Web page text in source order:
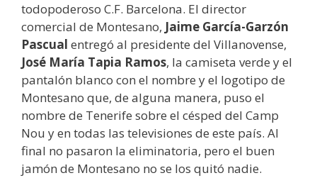
todopoderoso C.F. Barcelona. El director
comercial de Montesano, Jaime García-Garzón
Pascual entregó al presidente del Villanovense,
José María Tapia Ramos, la camiseta verde y el
pantalón blanco con el nombre y el logotipo de
Montesano que, de alguna manera, puso el
nombre de Tenerife sobre el césped del Camp
Nou y en todas las televisiones de este país. Al
final no pasaron la eliminatoria, pero el buen
jamón de Montesano no se los quitó nadie.